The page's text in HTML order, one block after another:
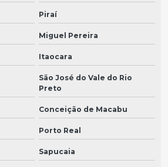
Piraí
Miguel Pereira
Itaocara
São José do Vale do Rio
Preto
Conceição de Macabu
Porto Real
Sapucaia